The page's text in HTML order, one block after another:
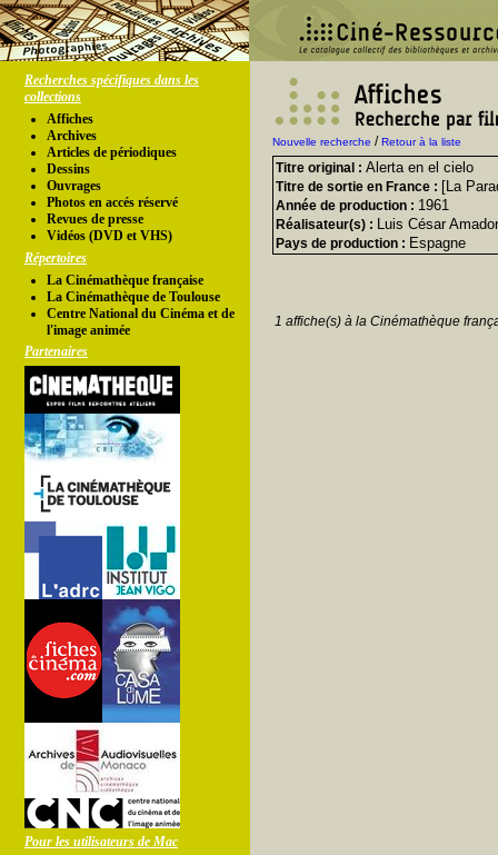
Recherches spécifiques dans les
collections
Affiches
Archives
Articles de périodiques
Dessins
Ouvrages
Photos en accés réservé
Revues de presse
Vidéos (DVD et VHS)
Répertoires
La Cinémathèque française
La Cinémathèque de Toulouse
Centre National du Cinéma et de
l'image animée
Partenaires
Pour les utilisateurs de Mac
Nouvelle recherche /Retour à la liste
Titre original : Alerta en el cielo
Titre de sortie en France : [La
Année de production : 1961
Réalisateur(s) : Luis César
Pays de production : Espagne
1 affiche(s) à la Cinémathèque